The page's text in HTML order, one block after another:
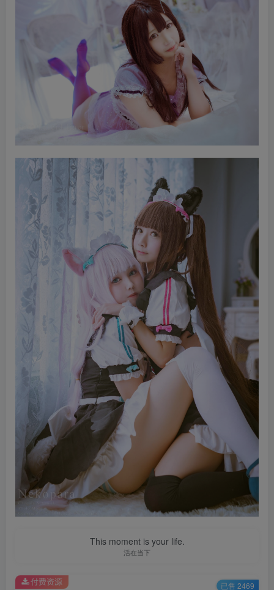
This moment is your life.
活在当下
付费资源 已售 2469